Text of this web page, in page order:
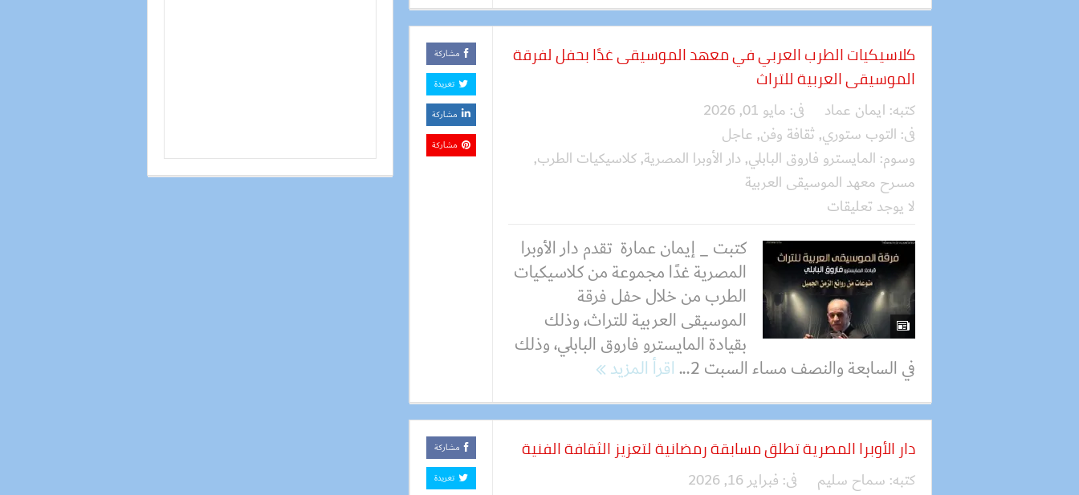
كلاسيكيات الطرب العربي في معهد الموسيقى غدًا بحفل لفرقة
الموسيقى العربية للتراث
كتبه: ايمان عماد فى: مايو 01, 2026
فى: التوب ستوري, ثقافة وفن, عاجل
وسوم: المايسترو فاروق البابلي, دار الأوبرا المصرية,كلاسيكيات الطرب,
مسرح معهد الموسيقى العربية
لا يوجد تعليقات
كتبت _ إيمان عمارة تقدم دار الأوبرا
المصرية غدًا مجموعة من كلاسيكيات
الطرب من خلال حفل فرقة
الموسيقى العربية للتراث، وذلك
بقيادة المايسترو فاروق البابلي، وذلك
في السابعة والنصف مساء السبت 2...
اقرأ المزيد
مشاركة
تغريدة
مشاركة
مشاركة
دار الأوبرا المصرية تطلق مسابقة رمضانية لتعزيز الثقافة الفنية
كتبه: سماح سليم فى: فبراير 16, 2026
مشاركة
تغريدة